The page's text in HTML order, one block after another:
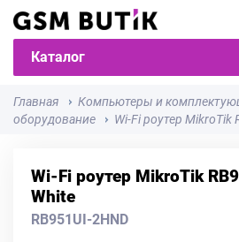
Каталог
Главная Компьютеры и
оборудование
Wi-Fi роутер MikroTik
Wi-Fi роутер MikroTik
White
RB951UI-2HND